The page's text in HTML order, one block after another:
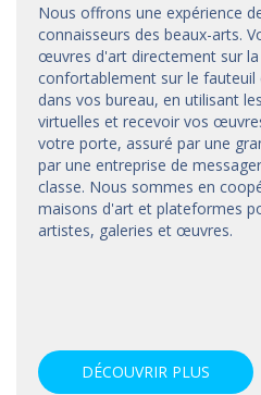
Nous offrons une expérience
connaisseurs des beaux-arts.
œuvres d'art directement sur
confortablement sur le fauteuil
dans vos bureau, en utilisant
virtuelles et recevoir vos
votre porte, assuré par une
par une entreprise de
classe. Nous sommes en
maisons d'art et plateformes
artistes, galeries et œuvres.
DÉCOUVRIR PLUS